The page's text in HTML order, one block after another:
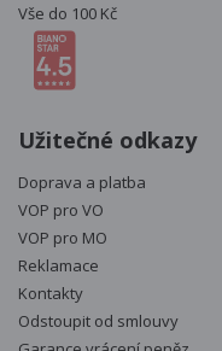
Vše do 100 Kč
Užitečné odkazy
Doprava a platba
VOP pro VO
VOP pro MO
Reklamace
Kontakty
Odstoupit od smlouvy